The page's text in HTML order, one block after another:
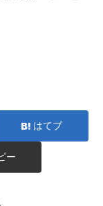
はてブ
ー